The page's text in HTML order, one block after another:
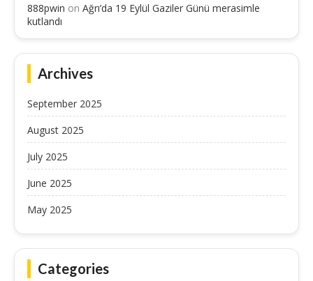
888pwin on Ağrı’da 19 Eylül Gaziler Günü merasimle
kutlandı
Archives
September 2025
August 2025
July 2025
June 2025
May 2025
Categories